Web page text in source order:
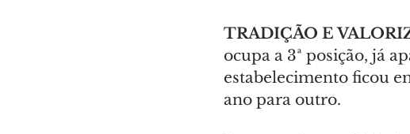
TRADIÇÃO E
ocupa a 3ª posição, já
estabelecimento ficou
ano para outro.